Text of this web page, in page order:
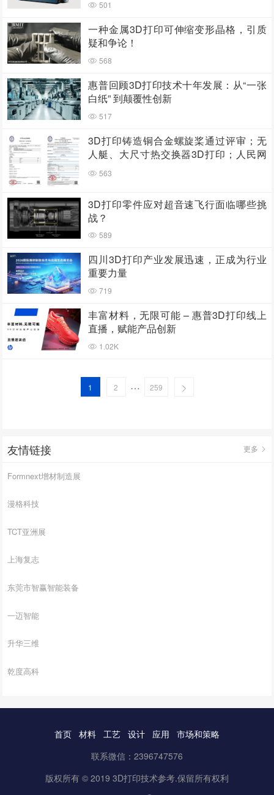
501
一种金属3D打印可伸缩变形晶格，引质
疑和争论！
568
惠普回顾3D打印技术十年发展：从“一张
白纸” 到颠覆性创新
517
3D打印铸造铜合金螺旋桨通过评审；无
人艇、大尺寸热交换器3D打印；人民网
报道两家3D打印企业
563
3D打印零件应对超音速飞行面临哪些挑
战？
589
四川3D打印产业发展迅速，正成为行业
重要力量
719
丰富材料，无限可能 – 惠普3D打印线上
直播，赋能产品创新
1.02K
1 2 … 259
友情链接 更多
Formnext增材制造展
漫格科技
TCT亚洲展
上海复志
东莞市智赢智能装备
一迈智能
升华三维
乾度高科
首页 材料 工艺 设计 应用
市场和策略
联系微信：2396747576
版权所有 © 2019 3D打印技术参考.保留所有权利